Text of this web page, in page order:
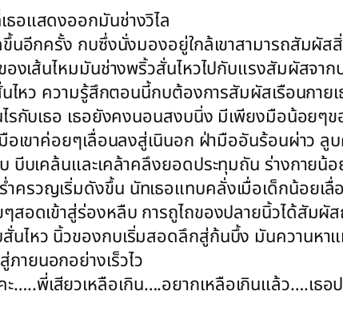
ธอแสดงออกมันช่างวิไล
นอีกครั้ง กบซึ่งนั่งมองอยู่ใกล้เขาสามารถสัมผัส
งเส้นไหมมันช่างพริ้วสั่นไหวไปกับแรงสัมผัสจา
ไหว ความรู้สึกตอนนี้กบต้องการสัมผัสเรือนกายเ
รกับเธอ เธอยังคงนอนสงบนิ่ง มีเพียงมือน้อยๆข
เขาค่อยๆเลื่อนลงสู่เนินอก ฝ่ามืออันร้อนผ่าว ลู
บเคล้นและเคล้าคลึงยอดประทุมถัน ร่างกายน้
รวญเริ่มดังขึ้น นัทเธอแทบคลั่งเมื่อเด็กน้อยเลื่
สอดเข้าสู่ร่องหลืบ การถูไถของปลายนิ้วได้สัม
ไหว นิ้วของกบเริ่มสอดลึกสู่ก้นบึ้ง มันควานหา
ายนอกอย่างเร็วไว
เสียวเหลือเกิน….อยากเหลือเกินแล้ว….เธอป